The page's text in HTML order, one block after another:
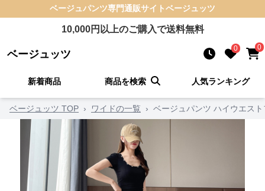
ベージュパンツ専門通販サイトベージュッツ
10,000円以上のご購入で送料無料
ベージュッツ 0 0
新着商品 商品を検索 人気ランキング
ベージュッツ TOP › ワイドの一覧 › ベージュパンツ ハイウエス